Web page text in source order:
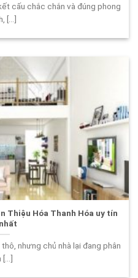
cấu chắc chắn và đúng phong
[...]
Thiệu Hóa Thanh Hóa uy tín
nhưng chủ nhà lại đang phân
[...]